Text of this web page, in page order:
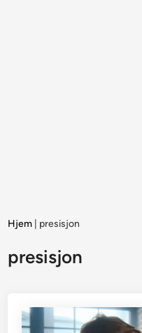
Hjem presisjon
presisjon